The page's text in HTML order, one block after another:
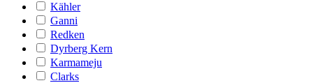
Kähler
Ganni
Redken
Dyrberg Kern
Karmameju
Clarks